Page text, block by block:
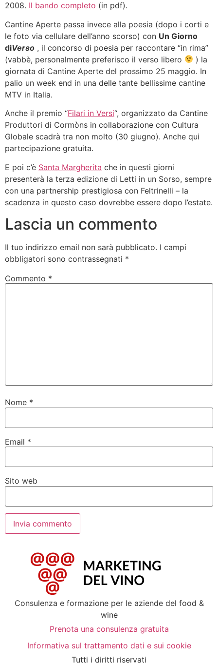
2008. Il bando completo (in pdf).
Cantine Aperte passa invece alla poesia (dopo i corti e
le foto via cellulare dell’anno scorso) con Un Giorno
diVerso , il concorso di poesia per raccontare “in rima”
(vabbè, personalmente preferisco il verso libero
) la
giornata di Cantine Aperte del prossimo 25 maggio. In
palio un week end in una delle tante bellissime cantine
MTV in Italia.
Anche il premio “Filari in Versi“, organizzato da Cantine
Produttori di Cormòns in collaborazione con Cultura
Globale scadrà tra non molto (30 giugno). Anche qui
partecipazione gratuita.
E poi c’è Santa Margherita che in questi giorni
presenterà la terza edizione di Letti in un Sorso, sempre
con una partnership prestigiosa con Feltrinelli – la
scadenza in questo caso dovrebbe essere dopo l’estate.
Lascia un commento
Il tuo indirizzo email non sarà pubblicato. I campi
obbligatori sono contrassegnati *
Commento *
Nome *
Email *
Sito web
Consulenza e formazione per le aziende del food &
wine
Prenota una consulenza gratuita
Informativa sul trattamento dati e sui cookie
Tutti i diritti riservati